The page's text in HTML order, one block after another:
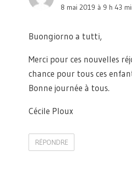
8 mai 2019 à 9 h 43
Buongiorno a tutti,
Merci pour ces nouvelles
chance pour tous ces
Bonne journée à tous.
Cécile Ploux
RÉPONDRE